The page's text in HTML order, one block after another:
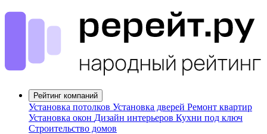
Рейтинг компаний
Установка потолков Установка дверей Ремонт квартир
Установка окон Дизайн интерьеров Кухни под ключ
Строительство домов